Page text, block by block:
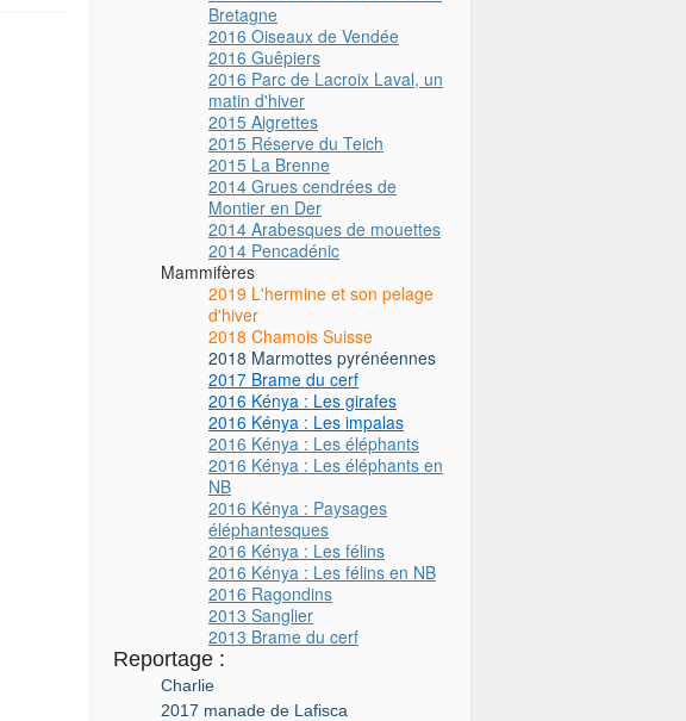
Bretagne
2016 Oiseaux de Vendée
2016 Guêpiers
2016 Parc de Lacroix Laval, un
matin d'hiver
2015 Aigrettes
2015 Réserve du Teich
2015 La Brenne
2014 Grues cendrées de
Montier en Der
2014 Arabesques de mouettes
2014 Pencadénic
Mammifères
2019 L'hermine et son pelage
d'hiver
2018 Chamois Suisse
2018 Marmottes pyrénéennes
2017 Brame du cerf
2016 Kénya : Les girafes
2016 Kénya : Les impalas
2016 Kénya : Les éléphants
2016 Kénya : Les éléphants en
NB
2016 Kénya : Paysages
éléphantesques
2016 Kénya : Les félins
2016 Kénya : Les félins en NB
2016 Ragondins
2013 Sanglier
2013 Brame du cerf
Reportage :
Charlie
2017 manade de Lafisca